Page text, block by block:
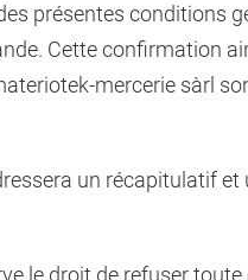
présentes conditions
Cette confirmation
mercerie sàrl
un récapitulatif
le droit de refuser